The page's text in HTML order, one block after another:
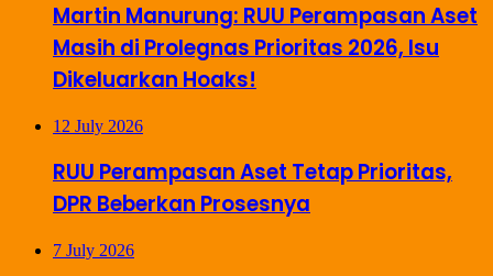
Martin Manurung: RUU Perampasan Aset
Masih di Prolegnas Prioritas 2026, Isu
Dikeluarkan Hoaks!
12 July 2026
RUU Perampasan Aset Tetap Prioritas,
DPR Beberkan Prosesnya
7 July 2026